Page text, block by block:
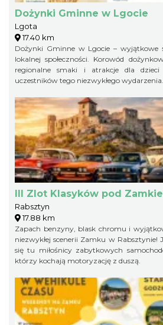
Dożynki Gminne w Lgocie
Lgota
17.40 km
Dożynki Gminne w Lgocie – wyjątkowe
lokalnej społeczności. Korowód
regionalne smaki i atrakcje dla
uczestników tego niezwykłego wydarzenia.
III Zlot Klasyków pod
Rabsztyn
17.88 km
Zapach benzyny, blask chromu i
niezwykłej scenerii Zamku w Rabsztynie!
się tu miłośnicy zabytkowych
którzy kochają motoryzację z duszą.